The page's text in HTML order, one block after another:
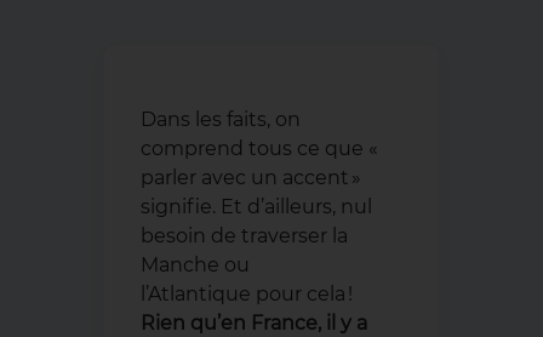
Dans les faits, on
comprend tous ce que «
parler avec un accent »
signifie. Et d’ailleurs, nul
besoin de traverser la
Manche ou
l’Atlantique pour cela !
Rien qu’en France, il y a